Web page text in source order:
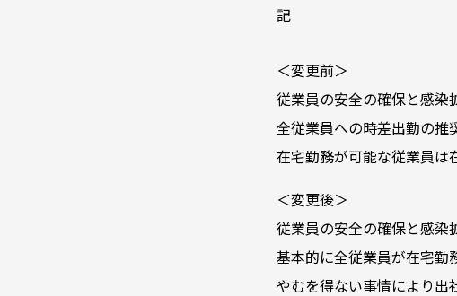
記
＜変更前＞
従業員の安全の確保と感染
全従業員への時差出勤の推
在宅勤務が可能な従業員は
＜変更後＞
従業員の安全の確保と感染
基本的に全従業員が在宅勤
やむを得ない事情により出